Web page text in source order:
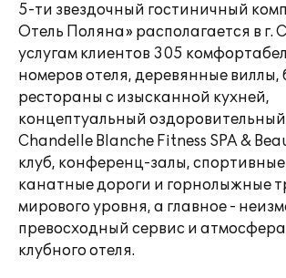
5-ти звездочный гостиничный
Отель Поляна» располагается в г.
услугам клиентов 305
номеров отеля, деревянные виллы,
рестораны с изысканной кухней,
концептуальный
Chandelle Blanche Fitness SPA &
клуб, конференц-залы,
канатные дороги и горнолыжные
мирового уровня, а главное -
превосходный сервис и
клубного отеля.